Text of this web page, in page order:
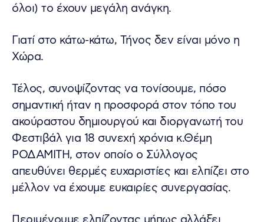
όλοι) το έχουν μεγάλη ανάγκη.
Γιατί στο κάτω-κάτω, Τήνος δεν είναι μόνο η
Χώρα.
Τέλος, συνοψίζοντας να τονίσουμε, πόσο
σημαντική ήταν η προσφορά στον τόπο του
ακούραστου δημιουργού και διοργανωτή του
Φεστιβάλ για 18 συνεχή χρόνια κ.Θέμη
ΡΟΔΑΜΙΤΗ, στον οποίο ο Σύλλογος
απευθύνει θερμές ευχαριστίες και ελπίζει στο
μέλλον να έχουμε ευκαιρίες συνεργασίας.